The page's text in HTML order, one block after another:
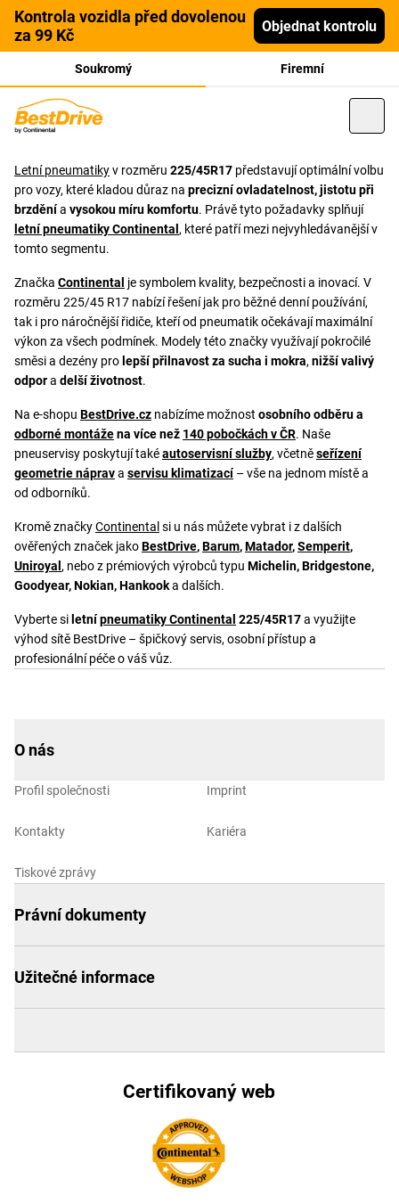
Kontrola vozidla před dovolenou
za 99 Kč
Objednat kontrolu
Soukromý Firemní
Letní pneumatikyv rozměru 225/45R17 představují optimální volbu
pro vozy, které kladou důraz na precizní ovladatelnost, jistotu při
brzděnía vysokou míru komfortu. Právě tyto požadavky splňují
letní pneumatiky Continental , které patří mezi nejvyhledávanější v
tomto segmentu.
Značka Continental je symbolem kvality, bezpečnosti a inovací. V
rozměru 225/45 R17 nabízí řešení jak pro běžné denní používání,
tak i pro náročnější řidiče, kteří od pneumatik očekávají maximální
výkon za všech podmínek. Modely této značky využívají pokročilé
směsi a dezény pro lepší přilnavost za sucha i mokra, nižší valivý
odpora delší životnost.
Na e-shopu BestDrive.cz nabízíme možnost osobního odběru a
odborné montážena více než 140 pobočkách v ČR. Naše
pneuservisy poskytují takéautoservisní služby, včetněseřízení
geometrie náprava servisu klimatizací– vše na jednom místě a
od odborníků.
Kromě značkyContinental si u nás můžete vybrat i z dalších
ověřených značek jakoBestDrive,Barum,Matador,Semperit,
Uniroyal , nebo z prémiových výrobců typu Michelin, Bridgestone,
Goodyear, Nokian, Hankooka dalších.
Vyberte si letnípneumatiky Continental 225/45R17a využijte
výhod sítě BestDrive – špičkový servis, osobní přístup a
profesionální péče o váš vůz.
O nás
Profil společnosti
Kontakty
Tiskové zprávy
Imprint
Kariéra
Právní dokumenty
Užitečné informace
Certifikovaný web